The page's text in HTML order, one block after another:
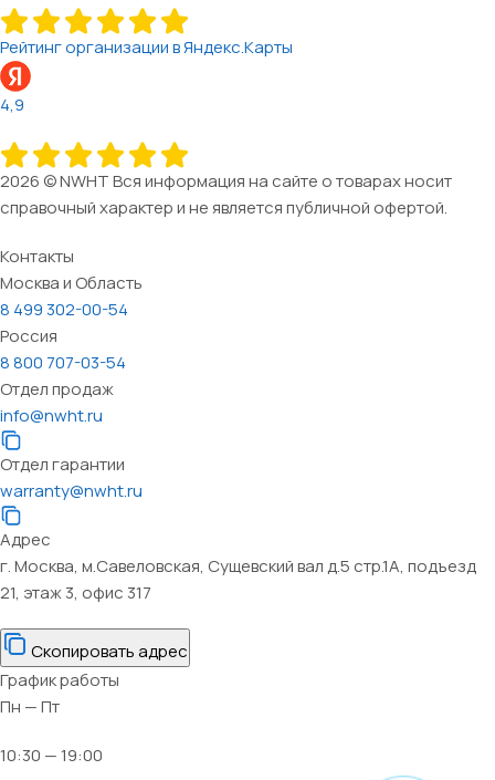
Рейтинг организации в Яндекс.Карты
4,9
2026 © NWHT Вся информация на сайте о товарах носит
справочный характер и не является публичной офертой.
Контакты
Москва и Область
8 499 302-00-54
Россия
8 800 707-03-54
Отдел продаж
info@nwht.ru
Отдел гарантии
warranty@nwht.ru
Адрес
г. Москва, м.Савеловская, Сущевский вал д.5 стр.1А, подъезд
21, этаж 3, офис 317
Скопировать адрес
График работы
Пн — Пт
10:30 — 19:00